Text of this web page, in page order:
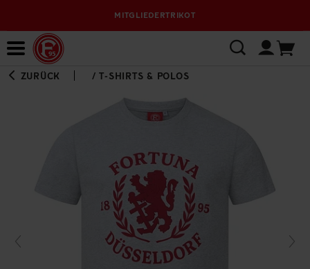
MITGLIEDERTRIKOT
ZURÜCK /T-SHIRTS & POLOS